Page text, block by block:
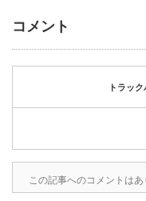
コメント
トラッ
この記事へのコメントはあ